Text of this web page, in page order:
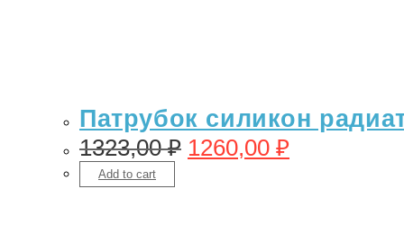
Патрубок силикон
1323,00₽ 1260,00 ₽
Add to cart